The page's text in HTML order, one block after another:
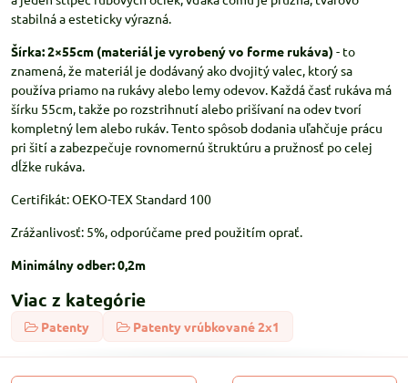
stabilná a esteticky výrazná.
Šírka: 2×55cm (materiál je vyrobený vo forme rukáva) - to
znamená, že materiál je dodávaný ako dvojitý valec, ktorý sa
používa priamo na rukávy alebo lemy odevov. Každá časť rukáva má
šírku 55cm, takže po rozstrihnutí alebo prišívaní na odev tvorí
kompletný lem alebo rukáv. Tento spôsob dodania uľahčuje prácu
pri šití a zabezpečuje rovnomernú štruktúru a pružnosť po celej
dĺžke rukáva.
Certifikát: OEKO-TEX Standard 100
Zrážanlivosť: 5%, odporúčame pred použitím oprať.
Minimálny odber: 0,2m
Viac z kategórie
Patenty Patenty vrúbkované 2x1